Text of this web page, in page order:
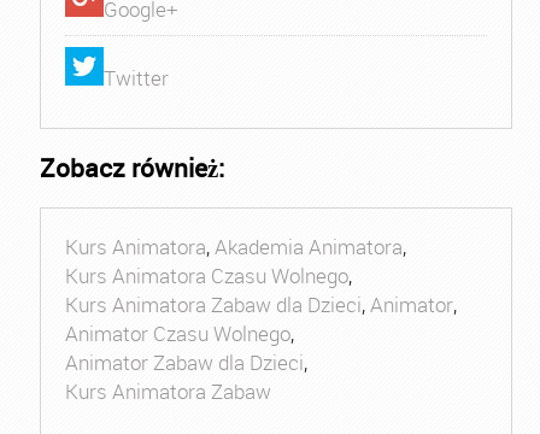
Google+
Twitter
Zobacz również:
Kurs Animatora,Akademia Animatora,
Kurs Animatora Czasu Wolnego,
Kurs Animatora Zabaw dla Dzieci,Animator,
Animator Czasu Wolnego,
Animator Zabaw dla Dzieci,
Kurs Animatora Zabaw